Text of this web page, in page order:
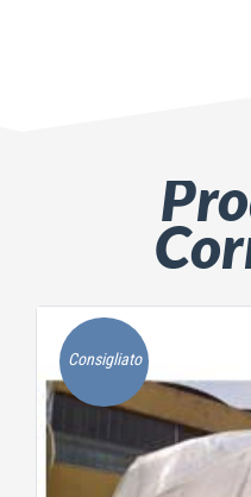
Consigliato